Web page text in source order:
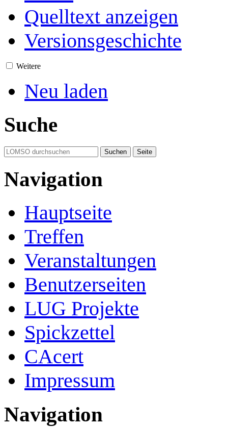
Quelltext anzeigen
Versionsgeschichte
Weitere
Neu laden
Suche
Navigation
Hauptseite
Treffen
Veranstaltungen
Benutzerseiten
LUG Projekte
Spickzettel
CAcert
Impressum
Navigation